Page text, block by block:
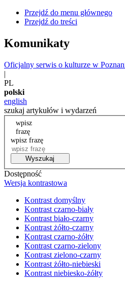
Przejdź do menu głównego
Przejdź do treści
Komunikaty
Oficjalny serwis o kulturze w
|
PL
polski
english
szukaj artykułów i wydarzeń
wpisz
frazę
wpisz frazę
Wyszukaj
Dostępność
Wersja kontrastowa
Kontrast domyślny
Kontrast czarno-biały
Kontrast biało-czarny
Kontrast żółto-czarny
Kontrast czarno-żółty
Kontrast czarno-zielony
Kontrast zielono-czarny
Kontrast żółto-niebieski
Kontrast niebiesko-żółty